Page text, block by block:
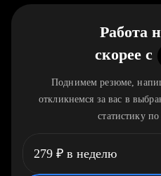
Работа
скорее c
Поднимем резюме,
откликнемся за вас в
статистику
279 ₽ в неделю